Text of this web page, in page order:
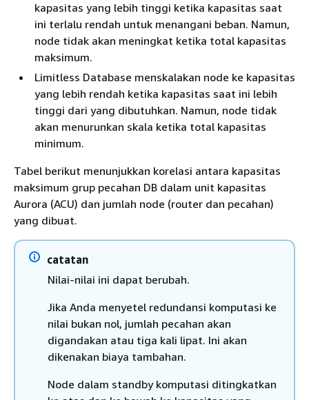
kapasitas yang lebih tinggi ketika kapasitas saat
ini terlalu rendah untuk menangani beban. Namun,
node tidak akan meningkat ketika total kapasitas
maksimum.
Limitless Database menskalakan node ke kapasitas
yang lebih rendah ketika kapasitas saat ini lebih
tinggi dari yang dibutuhkan. Namun, node tidak
akan menurunkan skala ketika total kapasitas
minimum.
Tabel berikut menunjukkan korelasi antara kapasitas
maksimum grup pecahan DB dalam unit kapasitas
Aurora (ACU) dan jumlah node (router dan pecahan)
yang dibuat.
catatan
Nilai-nilai ini dapat berubah.
Jika Anda menyetel redundansi komputasi ke
nilai bukan nol, jumlah pecahan akan
digandakan atau tiga kali lipat. Ini akan
dikenakan biaya tambahan.
Node dalam standby komputasi ditingkatkan